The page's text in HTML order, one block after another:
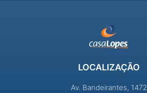
LOCALIZAÇÃO
Av. Bandeirantes, 1472